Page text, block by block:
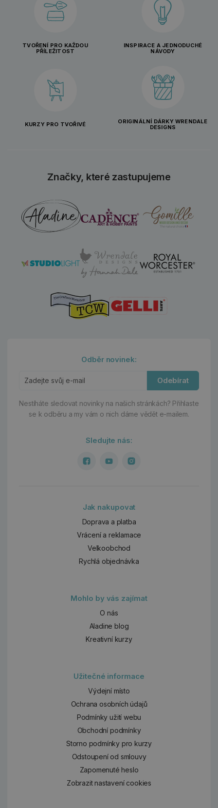
TVOŘENÍ PRO KAŽDOU
PŘÍLEŽITOST
INSPIRACE A JEDNODUCHÉ
NÁVODY
KURZY PRO TVOŘIVÉ
ORIGINÁLNÍ DÁRKY WRENDALE
DESIGNS
Značky, které zastupujeme
Odběr novinek:
Odebírat
Nestíháte sledovat novinky na našich stránkách? Přihlaste
se k odběru a my vám o nich dáme vědět e-mailem.
Sledujte nás:
Jak nakupovat
Doprava a platba
Vrácení a reklamace
Velkoobchod
Rychlá objednávka
Mohlo by vás zajímat
O nás
Aladine blog
Kreativní kurzy
Užitečné informace
Výdejní místo
Ochrana osobních údajů
Podmínky užití webu
Obchodní podmínky
Storno podmínky pro kurzy
Odstoupení od smlouvy
Zapomenuté heslo
Zobrazit nastavení cookies